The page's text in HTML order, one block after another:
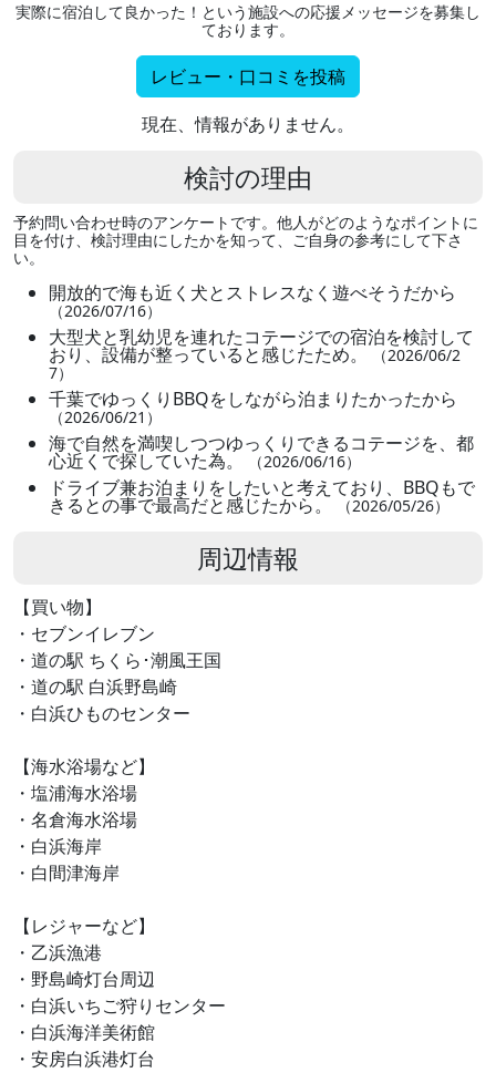
実際に宿泊して良かった！という施設への応援メッセージを募集し
ております。
レビュー・口コミを投稿
現在、情報がありません。
検討の理由
予約問い合わせ時のアンケートです。他人がどのようなポイントに
目を付け、検討理由にしたかを知って、ご自身の参考にして下さ
い。
開放的で海も近く犬とストレスなく遊べそうだから
（2026/07/16）
大型犬と乳幼児を連れたコテージでの宿泊を検討して
おり、設備が整っていると感じたため。
（2026/06/2
7）
千葉でゆっくりBBQをしながら泊まりたかったから
（2026/06/21）
海で自然を満喫しつつゆっくりできるコテージを、都
心近くで探していた為。 （2026/06/16）
ドライブ兼お泊まりをしたいと考えており、BBQもで
きるとの事で最高だと感じたから。 （2026/05/26）
周辺情報
【買い物】
・セブンイレブン
・道の駅 ちくら･潮風王国
・道の駅 白浜野島崎
・白浜ひものセンター
【海水浴場など】
・塩浦海水浴場
・名倉海水浴場
・白浜海岸
・白間津海岸
【レジャーなど】
・乙浜漁港
・野島崎灯台周辺
・白浜いちご狩りセンター
・白浜海洋美術館
・安房白浜港灯台